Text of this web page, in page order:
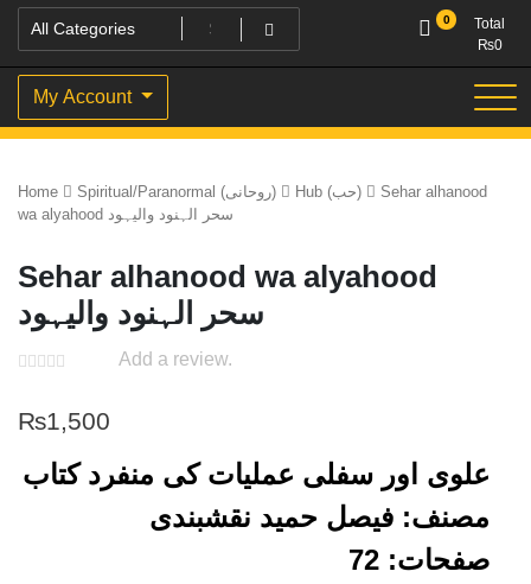
0
Total
₨0
My Account
Home Spiritual/Paranormal (روحانی) Hub (حب)
Sehar alhanood
wa alyahood سحر الہنود والیہود
Sehar alhanood wa alyahood
سحر الہنود والیہود
Add a review.
₨1,500
علوی اور سفلی عملیات کی منفرد کتاب
مصنف: فیصل حمید نقشبندی
صفحات: 72